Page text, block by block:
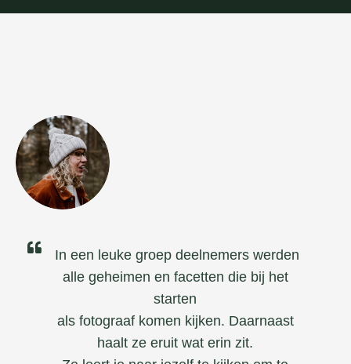
In een leuke groep deelnemers werden
alle geheimen en facetten die bij het
starten
als fotograaf komen kijken. Daarnaast
haalt ze eruit wat erin zit.